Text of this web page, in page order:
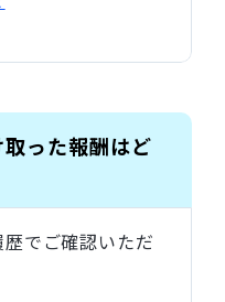
った報酬はど
でご確認いただ